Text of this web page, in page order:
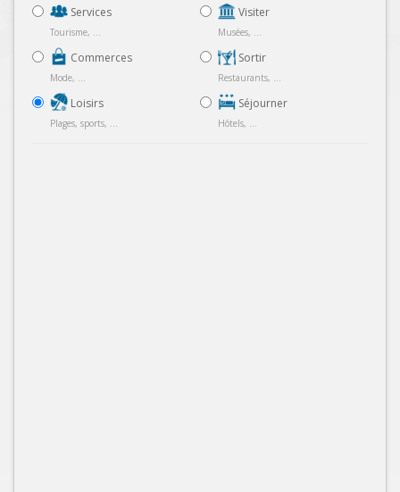
Services
Tourisme, ...
Commerces
Mode, ...
Loisirs
Plages, sports, ...
Visiter
Musées, ...
Sortir
Restaurants, ...
Séjourner
Hôtels, ...